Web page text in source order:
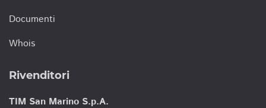
Documenti
Whois
Rivenditori
TIM San Marino S.p.A.